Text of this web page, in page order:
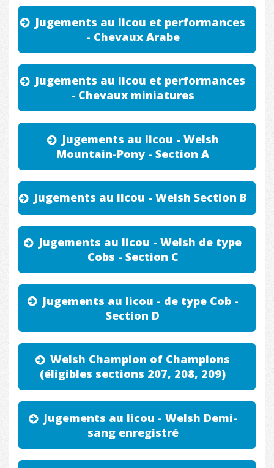
Jugements au licou et performances
- Chevaux Arabe
Jugements au licou et performances
- Chevaux miniatures
Jugements au licou - Welsh
Mountain-Pony - Section A
Jugements au licou - Welsh Section B
Jugements au licou - Welsh de type
Cobs - Section C
Jugements au licou - de type Cob -
Section D
Welsh Champion of Champions
(éligibles sections 207, 208, 209)
Jugements au licou - Welsh Demi-
sang enregistré